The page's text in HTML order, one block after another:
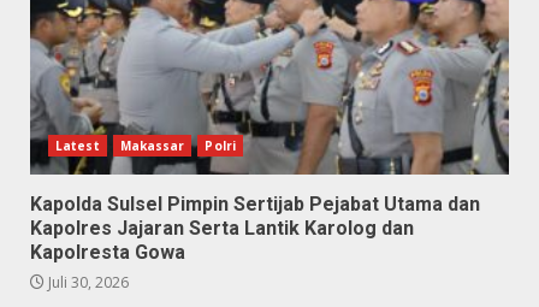
Latest Makassar Polri
Kapolda Sulsel Pimpin Sertijab Pejabat Utama dan
Kapolres Jajaran Serta Lantik Karolog dan
Kapolresta Gowa
Juli 30, 2026